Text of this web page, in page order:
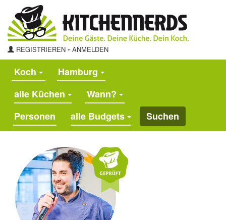
REGISTRIEREN ◦ ANMELDEN
Koch
Hamburg
alle Küchen
Wann?
alle Budgets
Suchen